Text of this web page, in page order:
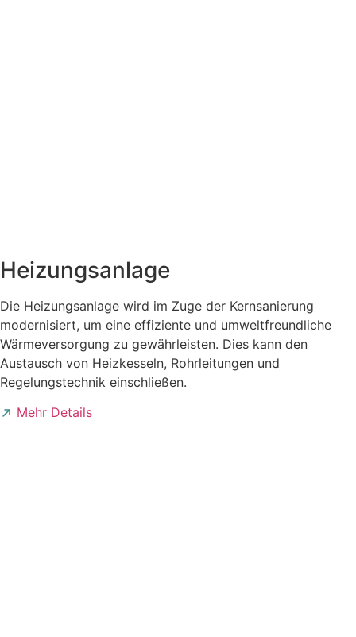
Heizungsanlage
Die Heizungsanlage wird im Zuge der Kernsanierung
modernisiert, um eine effiziente und umweltfreundliche
Wärmeversorgung zu gewährleisten. Dies kann den
Austausch von Heizkesseln, Rohrleitungen und
Regelungstechnik einschließen.
Mehr Details